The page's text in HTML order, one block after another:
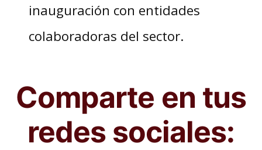
inauguración con entidades
colaboradoras del sector.
Comparte en tus
redes sociales: